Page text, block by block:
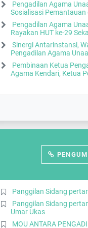
2025
Pelaksana
24/11
2025
SOSIALISASI
PENYEDIA…
Pelaksana
11/11
SOSIALISASI
KEPEMILIKAN
PERAN
Pelaksana
SOSIALISASI
PANGKAT…
2025
Pelaksana
29/09
2025
BIMBINGAN
KOMPETENSI
Pengadilan Agama
Sosialisasi Pemantauan
Pengadilan Agama
Rayakan HUT ke-29
Sinergi Antarinstansi,
Pengadilan Agama
Pembinaan Ketua
Agama Kendari, Ketua
PUBLIKASI
Panggilan Sidang
Panggilan Sidang
Umar Ukas
MOU ANTARA